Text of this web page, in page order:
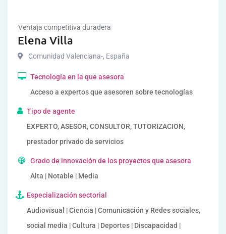
Ventaja competitiva duradera
Elena Villa
Comunidad Valenciana-, España
Tecnología en la que asesora
Acceso a expertos que asesoren sobre tecnologías
Tipo de agente
EXPERTO, ASESOR, CONSULTOR, TUTORIZACION,
prestador privado de servicios
Grado de innovación de los proyectos que asesora
Alta | Notable | Media
Especialización sectorial
Audiovisual | Ciencia | Comunicación y Redes sociales,
social media | Cultura | Deportes | Discapacidad |